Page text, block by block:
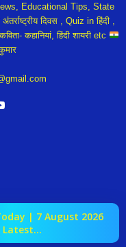
Educational Tips, State
दिवस , Quiz in हिंदी ,
कहानियां, हिंदी शायरी etc
| 7 August 2026